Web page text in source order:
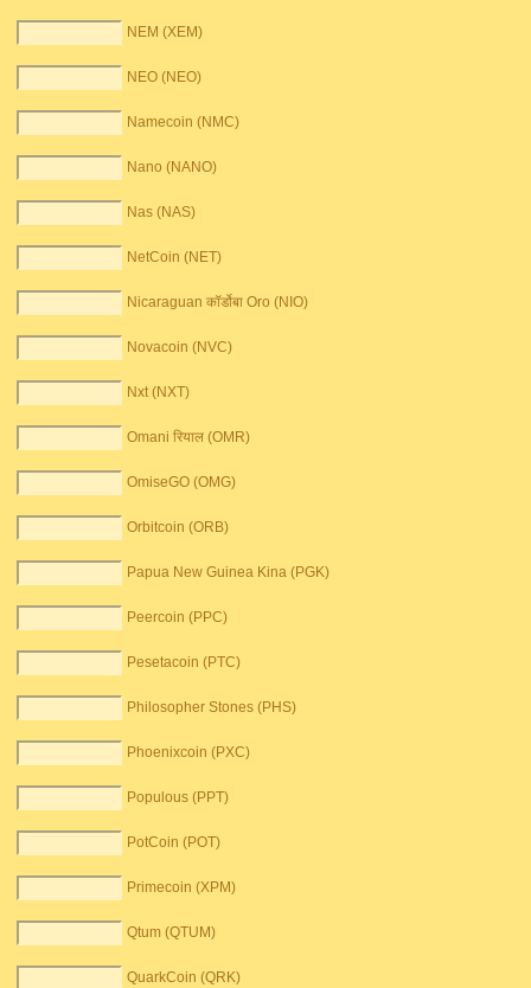
NEM (XEM)
NEO (NEO)
Namecoin (NMC)
Nano (NANO)
Nas (NAS)
NetCoin (NET)
Nicaraguan कॉर्डोबा Oro (NIO)
Novacoin (NVC)
Nxt (NXT)
Omani रियाल (OMR)
OmiseGO (OMG)
Orbitcoin (ORB)
Papua New Guinea Kina (PGK)
Peercoin (PPC)
Pesetacoin (PTC)
Philosopher Stones (PHS)
Phoenixcoin (PXC)
Populous (PPT)
PotCoin (POT)
Primecoin (XPM)
Qtum (QTUM)
QuarkCoin (QRK)